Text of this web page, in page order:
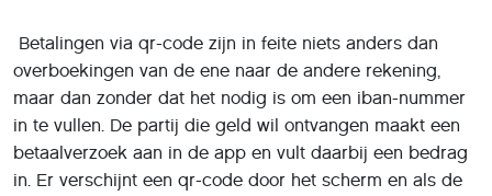
Betalingen via qr-code zijn in feite niets anders dan
overboekingen van de ene naar de andere rekening,
maar dan zonder dat het nodig is om een iban-nummer
in te vullen. De partij die geld wil ontvangen maakt een
betaalverzoek aan in de app en vult daarbij een bedrag
in. Er verschijnt een qr-code door het scherm en als de